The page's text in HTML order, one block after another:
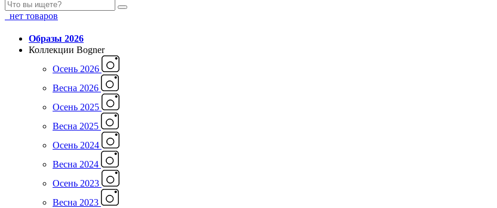
нет товаров
Образы 2026
Коллекции Bogner
Осень 2026
Весна 2026
Осень 2025
Весна 2025
Осень 2024
Весна 2024
Осень 2023
Весна 2023